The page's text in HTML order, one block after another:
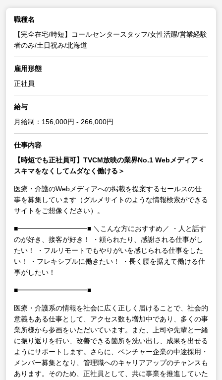
職種名
【完全在宅/時短】コールセンタースタッフ/女性活躍/営業経験
者のみ/土日祝み/北海道
雇用形態
正社員
給与
月給制：156,000円 - 266,000円
仕事内容
【時短でも正社員可】TVCM放映の業界No.1 Webメディア＜
スキマをなくしてムダなく働ける＞
医療・介護のWebメディアへの掲載を提案するセールスの仕
事を募集しています（グルメサイトのような情報検索ができる
サイトをご想像ください）。
■━━━━━━━━━━■ ＼こんな方におすすめ／
・人と話す
のが好き、接客が好き！
・頼られたり、感謝される仕事がし
たい！
・フルリモートでもやりがいを感じられる仕事をした
い！
・フレキシブルに働きたい！
・長く腰を据えて働ける仕
事がしたい！
■━━━━━━━━━━■
医療・介護系の情報を社会に広く正しく届けることで、社会的
意義もある仕事として、アクセス数も増加中であり、多くの事
業所様から参画をいただいています。また、上司や先輩と一緒
に振り返りを行い、改善できる箇所を洗い出し、成果を出せる
ようにサポートします。さらに、ベンチャー企業の中途採用・
メンバー募集となり、管理職へのキャリアアップのチャンスも
あります。そのため、正社員として、共に事業を推進していた